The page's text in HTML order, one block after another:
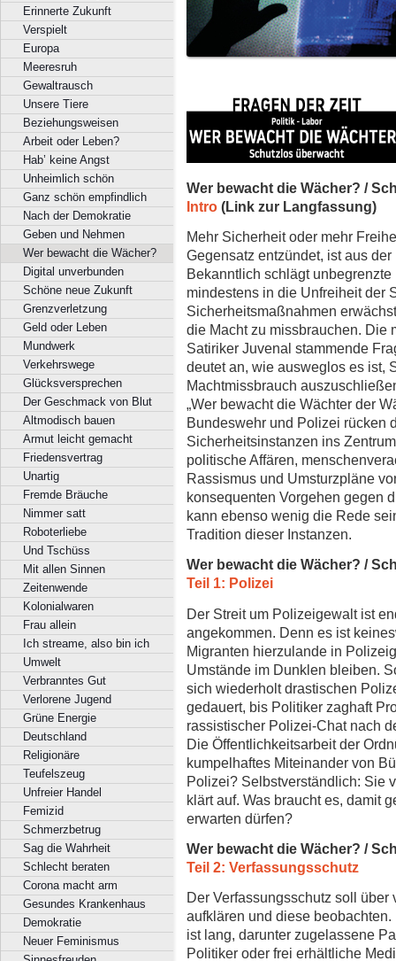
Erinnerte Zukunft
Verspielt
Europa
Meeresruh
Gewaltrausch
Unsere Tiere
Beziehungsweisen
Arbeit oder Leben?
Hab’ keine Angst
Unheimlich schön
Ganz schön empfindlich
Nach der Demokratie
Geben und Nehmen
Wer bewacht die Wächer?
Digital unverbunden
Schöne neue Zukunft
Grenzverletzung
Geld oder Leben
Mundwerk
Verkehrswege
Glücksversprechen
Der Geschmack von Blut
Altmodisch bauen
Armut leicht gemacht
Friedensvertrag
Unartig
Fremde Bräuche
Nimmer satt
Roboterliebe
Und Tschüss
Mit allen Sinnen
Zeitenwende
Kolonialwaren
Frau allein
Ich streame, also bin ich
Umwelt
Verbranntes Gut
Verlorene Jugend
Grüne Energie
Deutschland
Religionäre
Teufelszeug
Unfreier Handel
Femizid
Schmerzbetrug
Sag die Wahrheit
Schlecht beraten
Corona macht arm
Gesundes Krankenhaus
Demokratie
Neuer Feminismus
Wer bewacht die Wächer? /
Intro (Link zur Langfassung)
Mehr Sicherheit oder mehr
Gegensatz entzündet, ist aus
Bekanntlich schlägt
mindestens in die Unfreiheit der
Sicherheitsmaßnahmen
die Macht zu missbrauchen. Die
Satiriker Juvenal stammende
deutet an, wie ausweglos es ist,
Machtmissbrauch
„Wer bewacht die Wächter der
Bundeswehr und Polizei rücken
Sicherheitsinstanzen ins
politische Affären,
Rassismus und Umsturzpläne
konsequenten Vorgehen gegen
kann ebenso wenig die Rede
Tradition dieser Instanzen.
Wer bewacht die Wächer? /
Teil 1: Polizei
Der Streit um Polizeigewalt ist
angekommen. Denn es ist
Migranten hierzulande in
Umstände im Dunklen bleiben.
sich wiederholt drastischen
gedauert, bis Politiker zaghaft
rassistischer Polizei-Chat nach
Die Öffentlichkeitsarbeit der
kumpelhaftes Miteinander von
Polizei? Selbstverständlich: Sie
klärt auf. Was braucht es, damit
erwarten dürfen?
Wer bewacht die Wächer? /
Teil 2: Verfassungsschutz
Der Verfassungsschutz soll
aufklären und diese
ist lang, darunter zugelassene
Politiker oder frei erhältliche